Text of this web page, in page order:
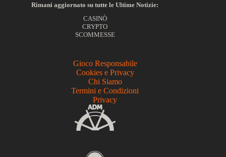
Rimani aggiornato su tutte le Ultime Notizie:
CASINÒ
CRYPTO
SCOMMESSE
Gioco Responsabile
Cookies e Privacy
Chi Siamo
Termini e Condizioni
Privacy